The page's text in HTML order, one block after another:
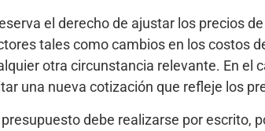
el derecho de ajustar los precios
tales como cambios en los costos
otra circunstancia relevante. En el
una nueva cotización que refleje los
debe realizarse por escrito,